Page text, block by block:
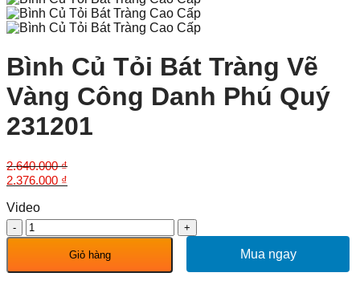
Bình Củ Tỏi Bát Tràng Vẽ
Vàng Công Danh Phú Quý
231201
2.640.000₫
Giá
là:
2.640.000 ₫.
2.376.000 ₫
là:
2.376.000 ₫.
Video
Bình
Củ
Bát
Giỏ hàng Mua ngay